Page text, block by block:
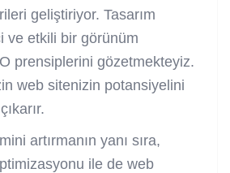
geliştiriyor. Tasarım
ve etkili bir görünüm
prensiplerini gözetmekteyiz.
web sitenizin potansiyelini
artırmanın yanı sıra,
ile de web